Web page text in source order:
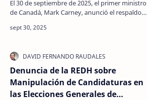
El 30 de septiembre de 2025, el primer ministro
de Canadá, Mark Carney, anunció el respaldo
de…
Denuncia de la REDH sobre
Manipulación de Candidaturas en
las Elecciones Generales de